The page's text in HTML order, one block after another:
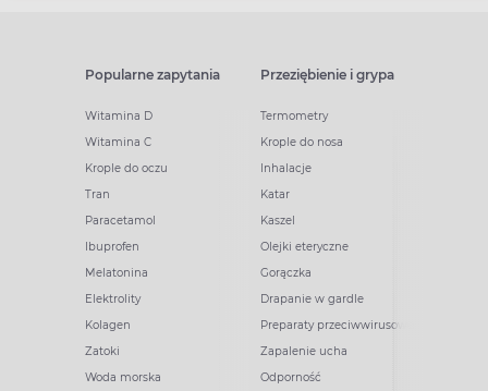
Popularne zapytania
Witamina D
Witamina C
Krople do oczu
Tran
Paracetamol
Ibuprofen
Melatonina
Elektrolity
Kolagen
Zatoki
Woda morska
Przeziębienie i grypa
Termometry
Krople do nosa
Inhalacje
Katar
Kaszel
Olejki eteryczne
Gorączka
Drapanie w gardle
Preparaty przeciwwirusowe
Zapalenie ucha
Odporność